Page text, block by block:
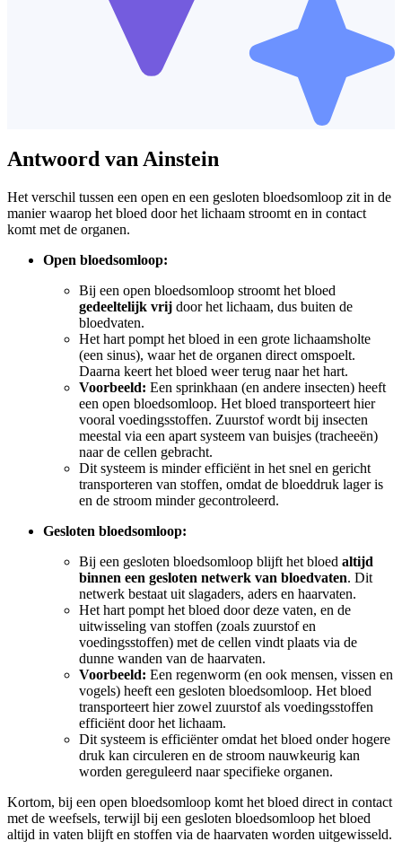
Antwoord van Ainstein
Het verschil tussen een open en een gesloten bloedsomloop zit in de
manier waarop het bloed door het lichaam stroomt en in contact
komt met de organen.
Open bloedsomloop:
Bij een open bloedsomloop stroomt het bloed
gedeeltelijk vrij door het lichaam, dus buiten de
bloedvaten.
Het hart pompt het bloed in een grote lichaamsholte
(een sinus), waar het de organen direct omspoelt.
Daarna keert het bloed weer terug naar het hart.
Voorbeeld: Een sprinkhaan (en andere insecten) heeft
een open bloedsomloop. Het bloed transporteert hier
vooral voedingsstoffen. Zuurstof wordt bij insecten
meestal via een apart systeem van buisjes (tracheeën)
naar de cellen gebracht.
Dit systeem is minder efficiënt in het snel en gericht
transporteren van stoffen, omdat de bloeddruk lager is
en de stroom minder gecontroleerd.
Gesloten bloedsomloop:
Bij een gesloten bloedsomloop blijft het bloed altijd
binnen een gesloten netwerk van bloedvaten. Dit
netwerk bestaat uit slagaders, aders en haarvaten.
Het hart pompt het bloed door deze vaten, en de
uitwisseling van stoffen (zoals zuurstof en
voedingsstoffen) met de cellen vindt plaats via de
dunne wanden van de haarvaten.
Voorbeeld: Een regenworm (en ook mensen, vissen en
vogels) heeft een gesloten bloedsomloop. Het bloed
transporteert hier zowel zuurstof als voedingsstoffen
efficiënt door het lichaam.
Dit systeem is efficiënter omdat het bloed onder hogere
druk kan circuleren en de stroom nauwkeurig kan
worden gereguleerd naar specifieke organen.
Kortom, bij een open bloedsomloop komt het bloed direct in contact
met de weefsels, terwijl bij een gesloten bloedsomloop het bloed
altijd in vaten blijft en stoffen via de haarvaten worden uitgewisseld.